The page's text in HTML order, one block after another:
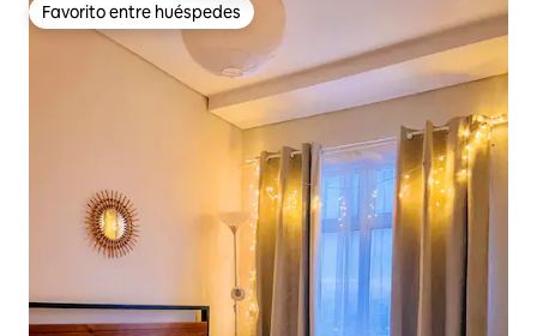
Favorito entre huéspedes
Favorito entre huéspedes